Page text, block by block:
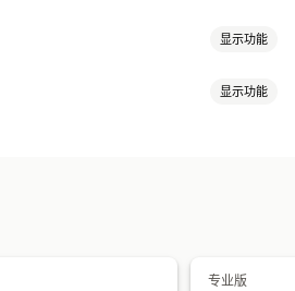
显示功能
显示功能
专业版